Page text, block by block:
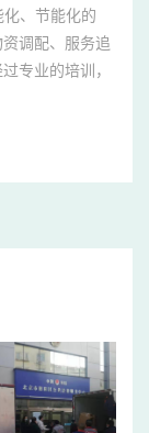
、节能化的
调配、服务追
专业的培训，